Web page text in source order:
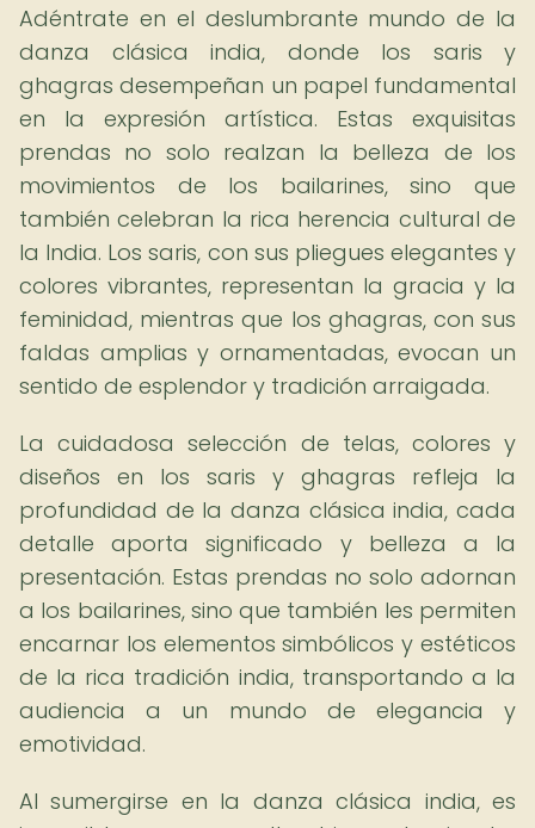
Adéntrate en el deslumbrante mundo de la
danza clásica india, donde los saris y
ghagras desempeñan un papel fundamental
en la expresión artística. Estas exquisitas
prendas no solo realzan la belleza de los
movimientos de los bailarines, sino que
también celebran la rica herencia cultural de
la India. Los saris, con sus pliegues elegantes y
colores vibrantes, representan la gracia y la
feminidad, mientras que los ghagras, con sus
faldas amplias y ornamentadas, evocan un
sentido de esplendor y tradición arraigada.
La cuidadosa selección de telas, colores y
diseños en los saris y ghagras refleja la
profundidad de la danza clásica india, cada
detalle aporta significado y belleza a la
presentación. Estas prendas no solo adornan
a los bailarines, sino que también les permiten
encarnar los elementos simbólicos y estéticos
de la rica tradición india, transportando a la
audiencia a un mundo de elegancia y
emotividad.
Al sumergirse en la danza clásica india, es